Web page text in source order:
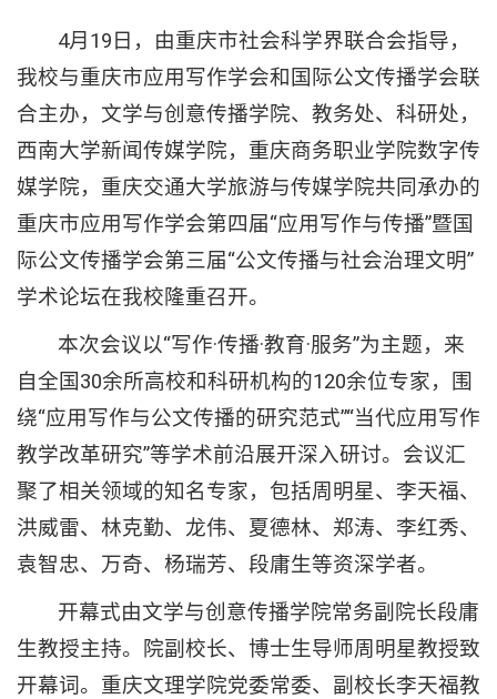
4月19日，由重庆市社会科学界联合会指导，
我校与重庆市应用写作学会和国际公文传播学会联
合主办，文学与创意传播学院、教务处、科研处，
西南大学新闻传媒学院，重庆商务职业学院数字传
媒学院，重庆交通大学旅游与传媒学院共同承办的
重庆市应用写作学会第四届“应用写作与传播”暨国
际公文传播学会第三届“公文传播与社会治理文明”
学术论坛在我校隆重召开。
本次会议以“写作·传播·教育·服务”为主题，来
自全国30余所高校和科研机构的120余位专家，围
绕“应用写作与公文传播的研究范式”“当代应用写作
教学改革研究”等学术前沿展开深入研讨。会议汇
聚了相关领域的知名专家，包括周明星、李天福、
洪威雷、林克勤、龙伟、夏德林、郑涛、李红秀、
袁智忠、万奇、杨瑞芳、段庸生等资深学者。
开幕式由文学与创意传播学院常务副院长段庸
生教授主持。院副校长、博士生导师周明星教授致
开幕词。重庆文理学院党委常委、副校长李天福教